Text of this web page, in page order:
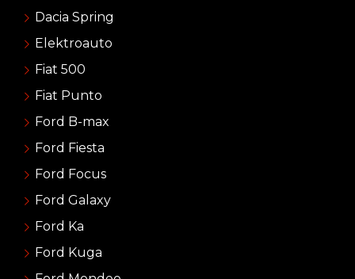
Dacia Spring
Elektroauto
Fiat 500
Fiat Punto
Ford B-max
Ford Fiesta
Ford Focus
Ford Galaxy
Ford Ka
Ford Kuga